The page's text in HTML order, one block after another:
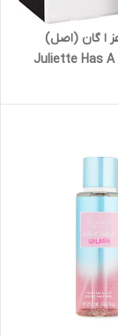
ا گان (اصل)
Juliette Has A
Parfum Not